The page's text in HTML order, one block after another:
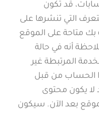
قد تكون
التي تنشرها على
بك متاحة على الموقع
أنه في حالة
المرتبطة غير
الحساب من قبل
لا يكون محتوى
بعد الآن. سيكون